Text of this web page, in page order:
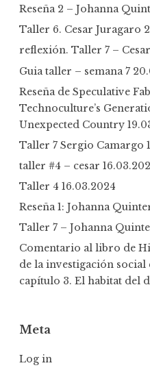
Reseña 2 – Johanna
Taller 6. Cesar Juragaro
reflexión. Taller 7 – Cesar
Guia taller – semana 7
Reseña de Speculative
Technoculture’s
Unexpected Country
Taller 7 Sergio Camargo
taller #4 – cesar
Taller 4 16.03.2024
Reseña 1: Johanna
Taller 7 – Johanna
Comentario al libro de
de la investigación
capítulo 3. El habitat del
Meta
Log in